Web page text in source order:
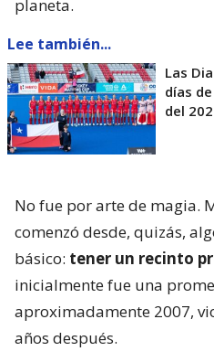
planeta.
Lee también...
Las
días
del
No fue por arte de magia.
comenzó desde, quizás,
básico: tener un recinto
inicialmente fue una
aproximadamente 2007,
años después.